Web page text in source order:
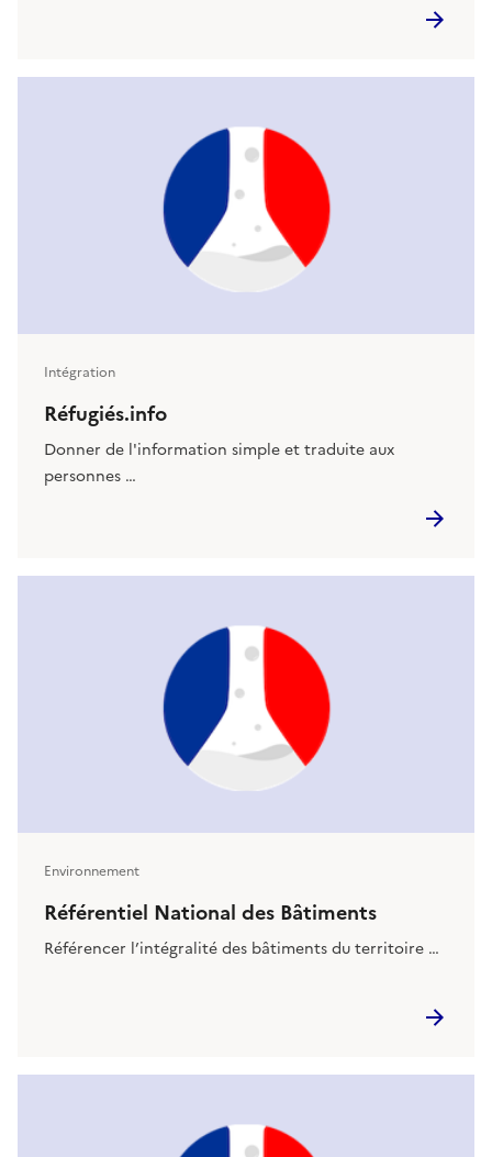
Intégration
Réfugiés.info
Donner de l'information simple et traduite aux
personnes …
Environnement
Référentiel National des Bâtiments
Référencer l’intégralité des bâtiments du territoire …